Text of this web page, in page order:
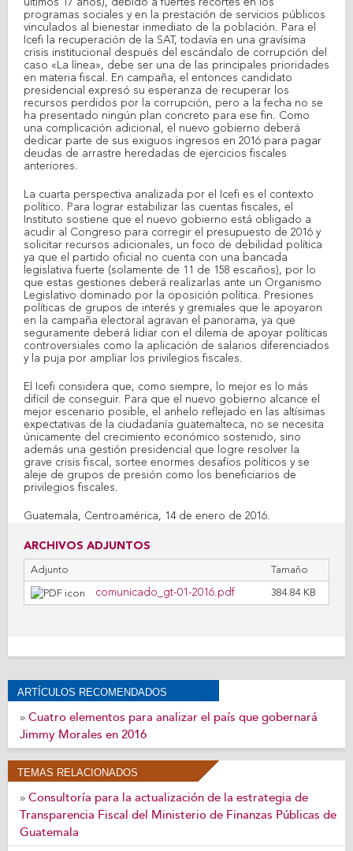
últimos 17 años), debido a fuertes recortes en los
programas sociales y en la prestación de servicios públicos
vinculados al bienestar inmediato de la población. Para el
Icefi la recuperación de la SAT, todavía en una gravísima
crisis institucional después del escándalo de corrupción del
caso «La línea», debe ser una de las principales prioridades
en materia fiscal. En campaña, el entonces candidato
presidencial expresó su esperanza de recuperar los
recursos perdidos por la corrupción, pero a la fecha no se
ha presentado ningún plan concreto para ese fin. Como
una complicación adicional, el nuevo gobierno deberá
dedicar parte de sus exiguos ingresos en 2016 para pagar
deudas de arrastre heredadas de ejercicios fiscales
anteriores.
La cuarta perspectiva analizada por el Icefi es el contexto
político. Para lograr estabilizar las cuentas fiscales, el
Instituto sostiene que el nuevo gobierno está obligado a
acudir al Congreso para corregir el presupuesto de 2016 y
solicitar recursos adicionales, un foco de debilidad política
ya que el partido oficial no cuenta con una bancada
legislativa fuerte (solamente de 11 de 158 escaños), por lo
que estas gestiones deberá realizarlas ante un Organismo
Legislativo dominado por la oposición política. Presiones
políticas de grupos de interés y gremiales que le apoyaron
en la campaña electoral agravan el panorama, ya que
seguramente deberá lidiar con el dilema de apoyar políticas
controversiales como la aplicación de salarios diferenciados
y la puja por ampliar los privilegios fiscales.
El Icefi considera que, como siempre, lo mejor es lo más
difícil de conseguir. Para que el nuevo gobierno alcance el
mejor escenario posible, el anhelo reflejado en las altísimas
expectativas de la ciudadanía guatemalteca, no se necesita
únicamente del crecimiento económico sostenido, sino
además una gestión presidencial que logre resolver la
grave crisis fiscal, sortee enormes desafíos políticos y se
aleje de grupos de presión como los beneficiarios de
privilegios fiscales.
Guatemala, Centroamérica, 14 de enero de 2016.
ARCHIVOS ADJUNTOS
Adjunto Tamaño
comunicado_gt-01-2016.pdf 384.84 KB
ARTÍCULOS RECOMENDADOS
» Cuatro elementos para analizar el país que gobernará
Jimmy Morales en 2016
TEMAS RELACIONADOS
» Consultoría para la actualización de la estrategia de
Transparencia Fiscal del Ministerio de Finanzas Públicas de
Guatemala